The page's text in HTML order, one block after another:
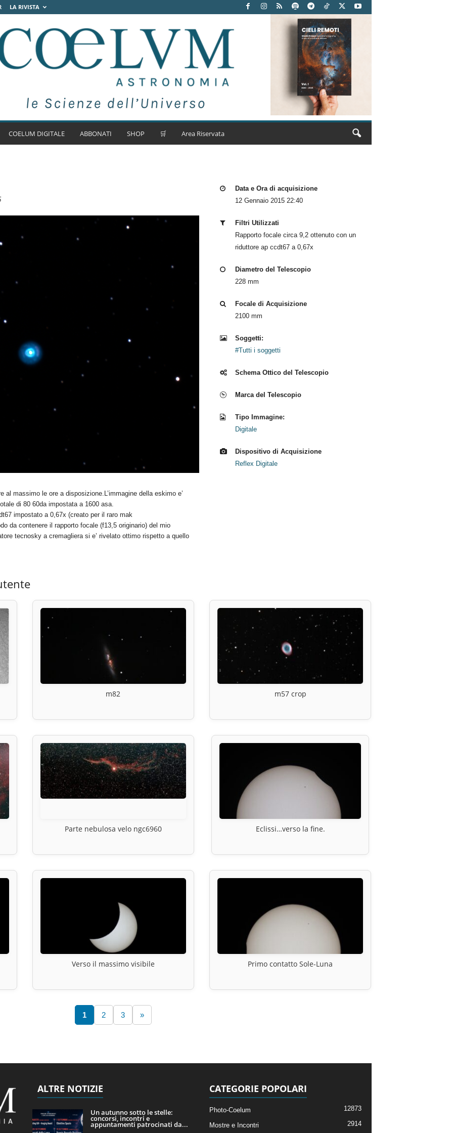
LA RIVISTA
COELUM DIGITALE ABBONATI SHOP 🛒 Area Riservata
massimo le ore a disposizione.L’immagine della eskimo e’
di 80 60da impostata a 1600 asa.
impostato a 0,67x (creato per il raro mak
da contenere il rapporto focale (f13,5 originario) del mio
tecnosky a cremagliera si e’ rivelato ottimo rispetto a quello
Data e Ora di acquisizione
12 Gennaio 2015 22:40
Filtri Utilizzati
Rapporto focale circa 9,2 ottenuto con un
riduttore ap ccdt67 a 0,67x
Diametro del Telescopio
228 mm
Focale di Acquisizione
2100 mm
Soggetti:
#Tutti i soggetti
Schema Ottico del Telescopio
Marca del Telescopio
Tipo Immagine:
Digitale
Dispositivo di Acquisizione
Reflex Digitale
m82 m57 crop
Parte nebulosa velo ngc6960 Eclissi…verso la fine.
Verso il massimo visibile Primo contatto Sole-Luna
1 2 3 »
ALTRE NOTIZIE
Un autunno sotto le stelle:
concorsi, incontri e
appuntamenti patrocinati da...
CATEGORIE POPOLARI
Photo-Coelum 12873
Mostre e Incontri 2914